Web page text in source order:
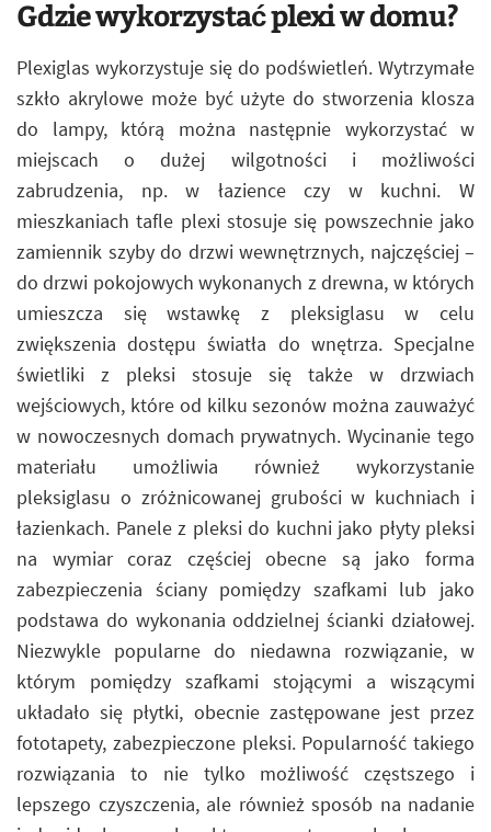
Gdzie wykorzystać plexi w domu?
Plexiglas wykorzystuje się do podświetleń. Wytrzymałe
szkło akrylowe może być użyte do stworzenia klosza
do lampy, którą można następnie wykorzystać w
miejscach o dużej wilgotności i możliwości
zabrudzenia, np. w łazience czy w kuchni. W
mieszkaniach tafle plexi stosuje się powszechnie jako
zamiennik szyby do drzwi wewnętrznych, najczęściej –
do drzwi pokojowych wykonanych z drewna, w których
umieszcza się wstawkę z pleksiglasu w celu
zwiększenia dostępu światła do wnętrza. Specjalne
świetliki z pleksi stosuje się także w drzwiach
wejściowych, które od kilku sezonów można zauważyć
w nowoczesnych domach prywatnych. Wycinanie tego
materiału umożliwia również wykorzystanie
pleksiglasu o zróżnicowanej grubości w kuchniach i
łazienkach. Panele z pleksi do kuchni jako płyty pleksi
na wymiar coraz częściej obecne są jako forma
zabezpieczenia ściany pomiędzy szafkami lub jako
podstawa do wykonania oddzielnej ścianki działowej.
Niezwykle popularne do niedawna rozwiązanie, w
którym pomiędzy szafkami stojącymi a wiszącymi
układało się płytki, obecnie zastępowane jest przez
fototapety, zabezpieczone pleksi. Popularność takiego
rozwiązania to nie tylko możliwość częstszego i
lepszego czyszczenia, ale również sposób na nadanie